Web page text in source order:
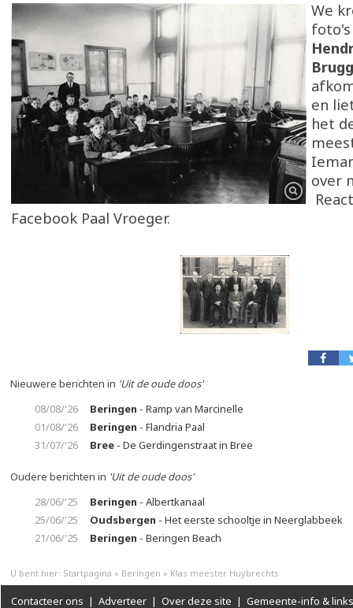
We
en
het
over
Facebook Paal Vroeger.
Nieuwere berichten in 'Uit de oude doos'
08/08/'26
Beringen - Ramp van Marcinelle
01/08/'26
Beringen - Flandria Paal
31/07/'26
Bree - De Gerdingenstraat in Bree
Oudere berichten in 'Uit de oude doos'
28/06/'25
Beringen - Albertkanaal
25/06/'25
Oudsbergen - Het eerste schooltje in Neerglabbeek
21/06/'25
Beringen - Beringen Beach
U bent hier: Startpagina » Beringen » Klas meester Huybrechts
Contacteer ons | Adverteer | Over deze site | Gemeente-info & links